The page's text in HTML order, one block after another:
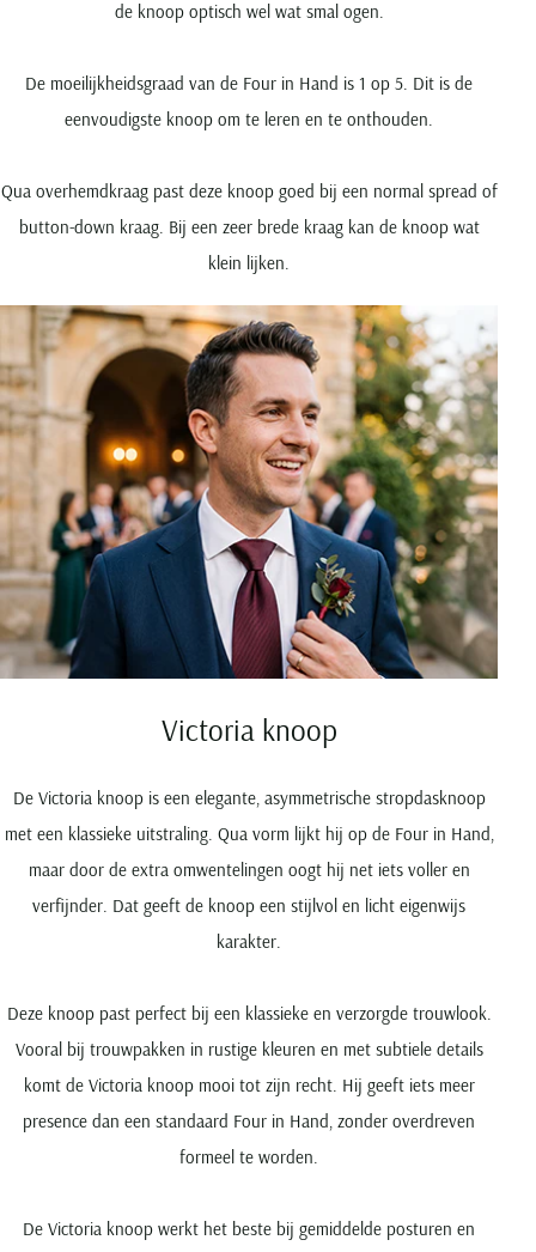
de knoop optisch wel wat smal ogen.
De moeilijkheidsgraad van de Four in Hand is 1 op 5. Dit is de
eenvoudigste knoop om te leren en te onthouden.
Qua overhemdkraag past deze knoop goed bij een normal spread of
button-down kraag. Bij een zeer brede kraag kan de knoop wat
klein lijken.
Victoria knoop
De Victoria knoop is een elegante, asymmetrische stropdasknoop
met een klassieke uitstraling. Qua vorm lijkt hij op de Four in Hand,
maar door de extra omwentelingen oogt hij net iets voller en
verfijnder. Dat geeft de knoop een stijlvol en licht eigenwijs
karakter.
Deze knoop past perfect bij een klassieke en verzorgde trouwlook.
Vooral bij trouwpakken in rustige kleuren en met subtiele details
komt de Victoria knoop mooi tot zijn recht. Hij geeft iets meer
presence dan een standaard Four in Hand, zonder overdreven
formeel te worden.
De Victoria knoop werkt het beste bij gemiddelde posturen en